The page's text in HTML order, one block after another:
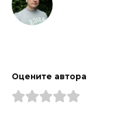
Оцените автора